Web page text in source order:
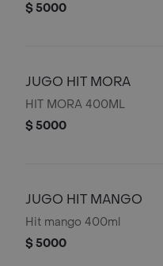
$ 5000
JUGO HIT MORA
HIT MORA 400ML
$ 5000
JUGO HIT MANGO
Hit mango 400ml
$ 5000